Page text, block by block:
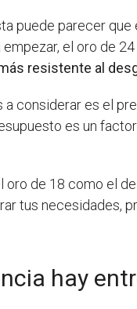
puede parecer
empezar, el oro de
resistente al
considerar es el
es un
oro de 18 como el
tus necesidades,
hay